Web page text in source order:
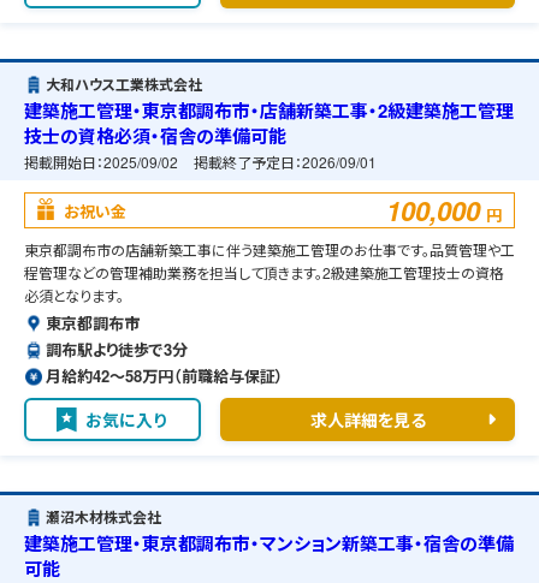
大和ハウス工業株式会社
建築施工管理・東京都調布市・店舗新築工事・2級建築施工管理
技士の資格必須・宿舎の準備可能
掲載開始日：2025/09/02 掲載終了予定日：2026/09/01
お祝い金 100,000 円
東京都調布市の店舗新築工事に伴う建築施工管理のお仕事です。品質管理や工
程管理などの管理補助業務を担当して頂きます。2級建築施工管理技士の資格
必須となります。
東京都調布市
調布駅より徒歩で3分
月給約42〜58万円（前職給与保証）
お気に入り 求人詳細を見る
瀬沼木材株式会社
建築施工管理・東京都調布市・マンション新築工事・宿舎の準備
可能